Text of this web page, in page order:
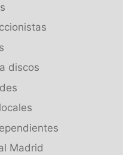
discos
Madrid